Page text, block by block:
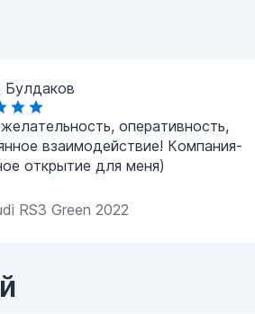
оперативность,
взаимодействие! Компания-
открытие для меня)
RS3 Green 2022